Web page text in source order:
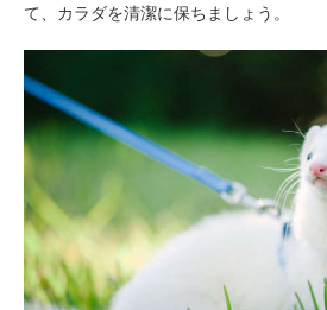
て、カラダを清潔に保ちましょう。